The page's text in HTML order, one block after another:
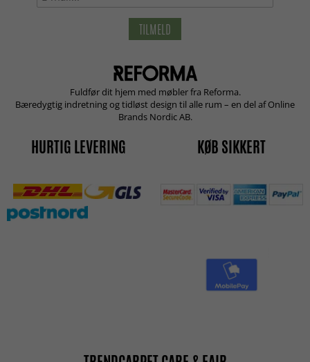
TILMELD
Fuldfør dit hjem med møbler fra Reforma.
Bæredygtig indretning og tidløst design til alle rum – en del af Online
Brands Nordic AB.
HURTIG LEVERING KØB SIKKERT